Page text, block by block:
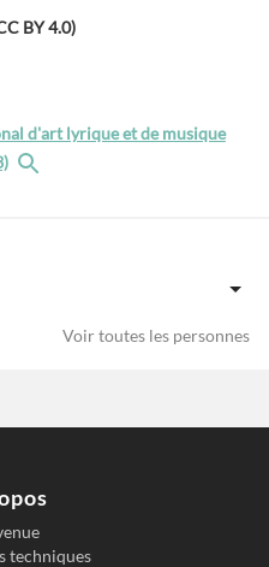
BY 4.0)
d'art lyrique et de musique
Voir toutes les personnes
techniques